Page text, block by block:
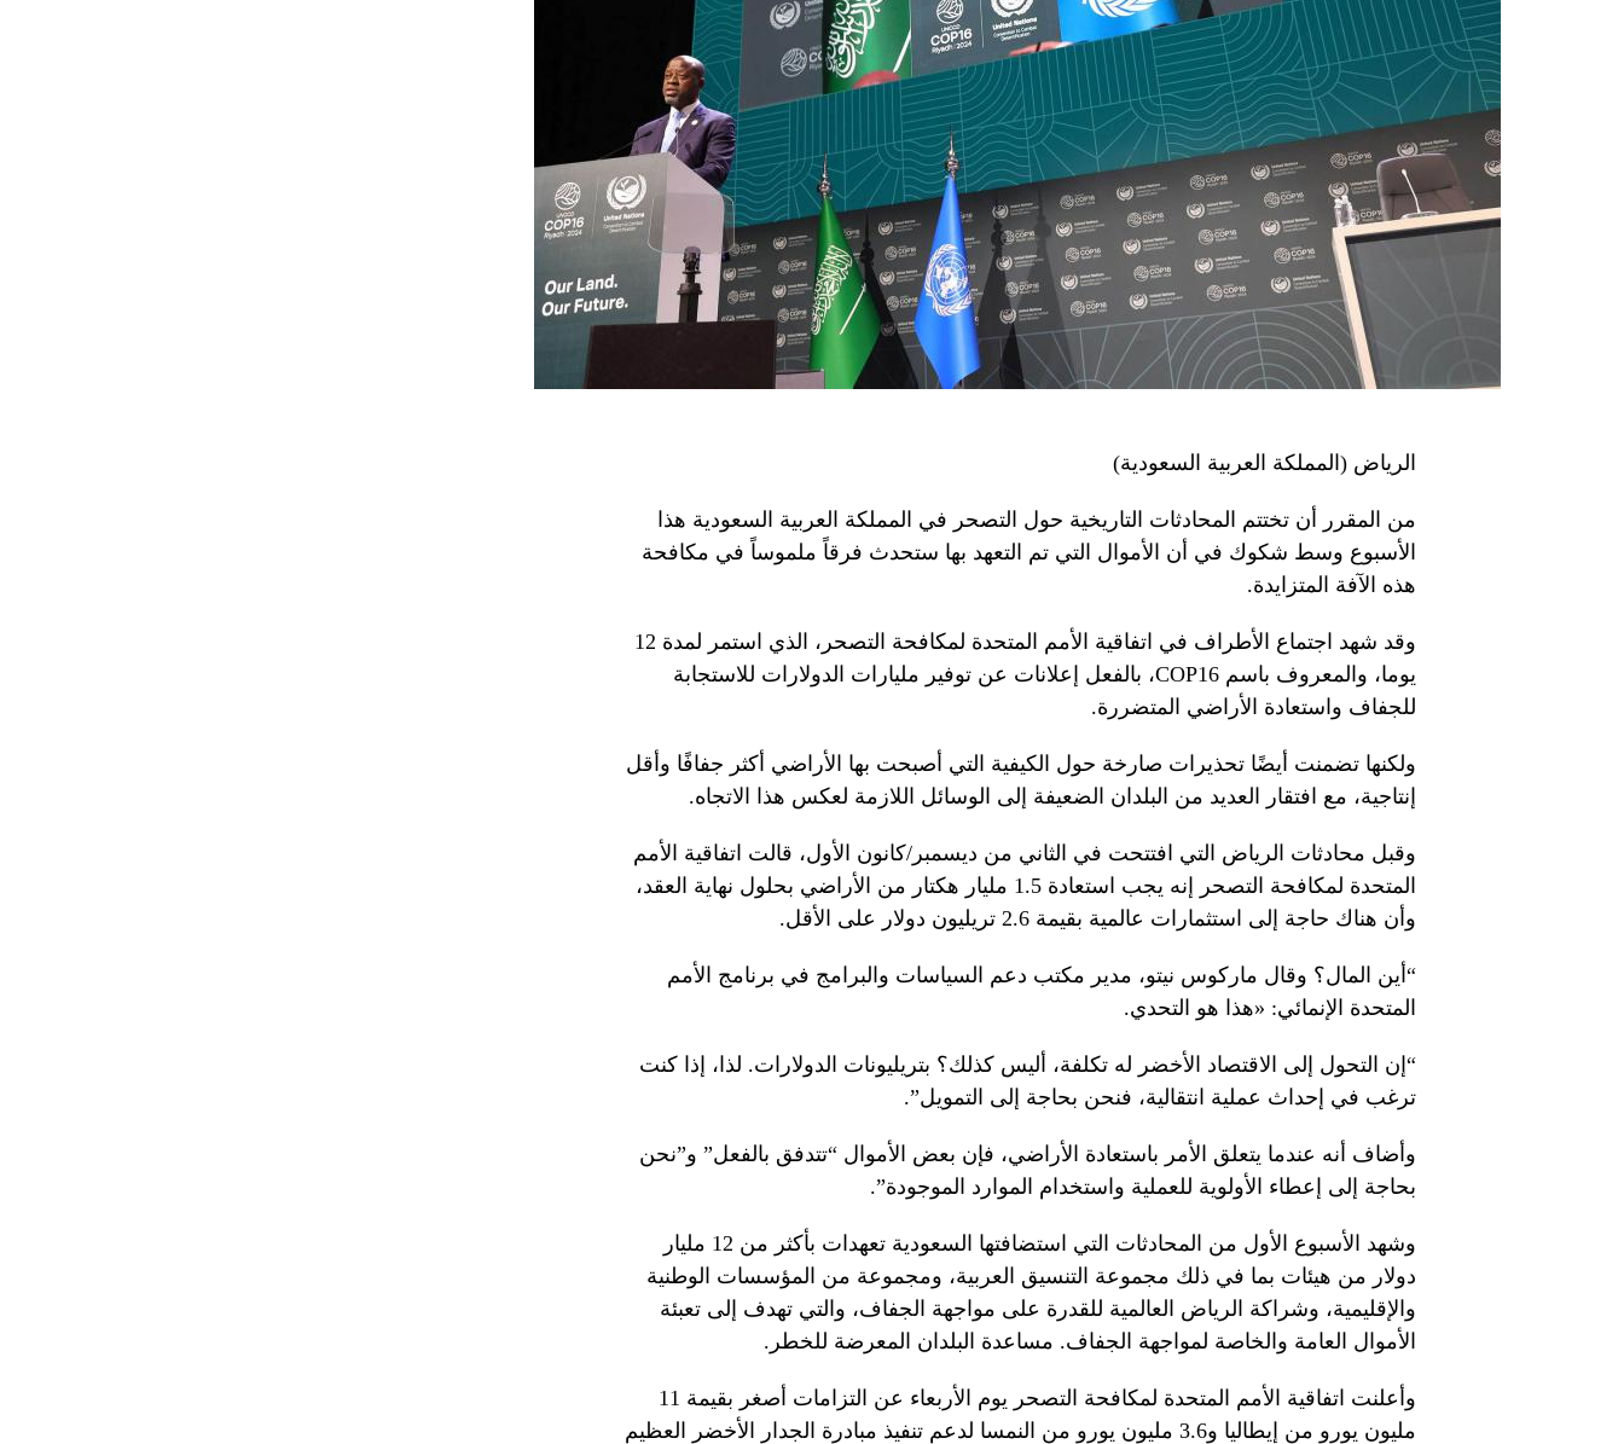
الرياض (المملكة العربية السعودية)
من المقرر أن تختتم المحادثات التاريخية حول التصحر في المملكة العربية السعودية هذا
الأسبوع وسط شكوك في أن الأموال التي تم التعهد بها ستحدث فرقاً ملموساً في مكافحة
هذه الآفة المتزايدة.
وقد شهد اجتماع الأطراف في اتفاقية الأمم المتحدة لمكافحة التصحر، الذي استمر لمدة 12
يوما، والمعروف باسم COP16، بالفعل إعلانات عن توفير مليارات الدولارات للاستجابة
للجفاف واستعادة الأراضي المتضررة.
ولكنها تضمنت أيضًا تحذيرات صارخة حول الكيفية التي أصبحت بها الأراضي أكثر جفافًا وأقل
إنتاجية، مع افتقار العديد من البلدان الضعيفة إلى الوسائل اللازمة لعكس هذا الاتجاه.
وقبل محادثات الرياض التي افتتحت في الثاني من ديسمبر/كانون الأول، قالت اتفاقية الأمم
المتحدة لمكافحة التصحر إنه يجب استعادة 1.5 مليار هكتار من الأراضي بحلول نهاية العقد،
وأن هناك حاجة إلى استثمارات عالمية بقيمة 2.6 تريليون دولار على الأقل.
“أين المال؟ وقال ماركوس نيتو، مدير مكتب دعم السياسات والبرامج في برنامج الأمم
المتحدة الإنمائي: «هذا هو التحدي.
“إن التحول إلى الاقتصاد الأخضر له تكلفة، أليس كذلك؟ بتريليونات الدولارات. لذا، إذا كنت
ترغب في إحداث عملية انتقالية، فنحن بحاجة إلى التمويل”.
وأضاف أنه عندما يتعلق الأمر باستعادة الأراضي، فإن بعض الأموال “تتدفق بالفعل” و”نحن
بحاجة إلى إعطاء الأولوية للعملية واستخدام الموارد الموجودة”.
وشهد الأسبوع الأول من المحادثات التي استضافتها السعودية تعهدات بأكثر من 12 مليار
دولار من هيئات بما في ذلك مجموعة التنسيق العربية، ومجموعة من المؤسسات الوطنية
والإقليمية، وشراكة الرياض العالمية للقدرة على مواجهة الجفاف، والتي تهدف إلى تعبئة
الأموال العامة والخاصة لمواجهة الجفاف. مساعدة البلدان المعرضة للخطر.
وأعلنت اتفاقية الأمم المتحدة لمكافحة التصحر يوم الأربعاء عن التزامات أصغر بقيمة 11
مليون يورو من إيطاليا و3.6 مليون يورو من النمسا لدعم تنفيذ مبادرة الجدار الأخضر العظيم